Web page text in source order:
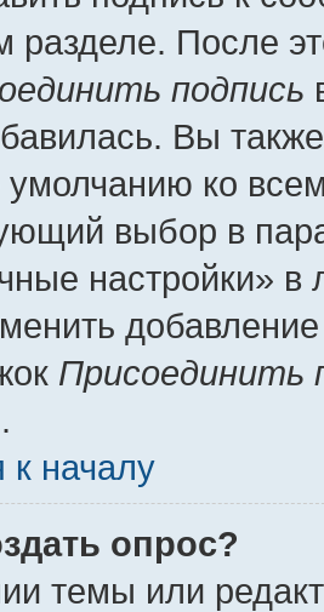
разделе. После
подпись
Вы
умолчанию ко
выбор в
настройки»
Присоединить
к началу
опрос?
темы или